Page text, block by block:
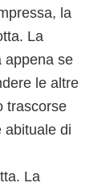
la
La
appena se
le altre
trascorse
abituale di
La